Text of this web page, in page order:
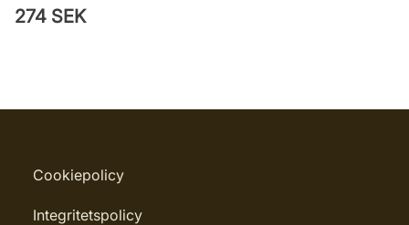
274 SEK
Cookiepolicy
Integritetspolicy